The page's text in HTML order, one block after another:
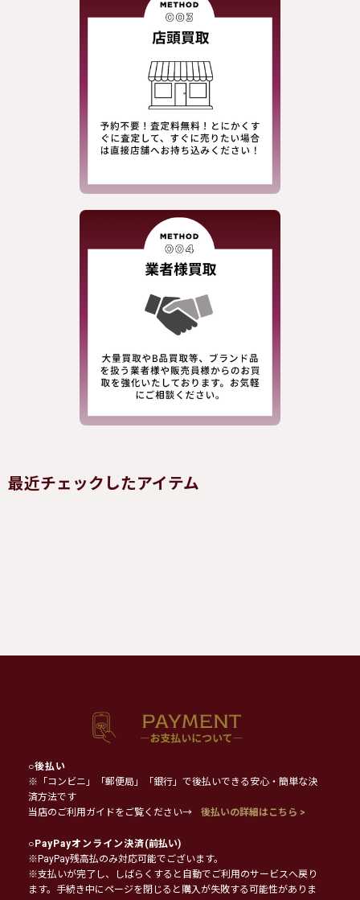
最近チェックしたアイテム
○後払い
※「コンビニ」「郵便局」「銀行」で後払いできる安心・簡単な決
済方法です
当店のご利用ガイドをご覧ください→
後払いの詳細はこちら >
○PayPayオンライン決済(前払い)
※PayPay残高払のみ対応可能でございます。
※支払いが完了し、しばらくすると自動でご利用のサービスへ戻り
ます。手続き中にページを閉じると購入が失敗する可能性がありま